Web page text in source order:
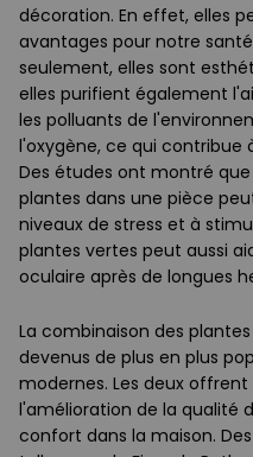
décoration. En effet, elles
avantages pour notre
seulement, elles sont
elles purifient également
les polluants de
l'oxygène, ce qui contribue
Des études ont montré
plantes dans une pièce
niveaux de stress et à
plantes vertes peut aussi
oculaire après de longues
La combinaison des
devenus de plus en plus
modernes. Les deux
l'amélioration de la qualité
confort dans la maison.